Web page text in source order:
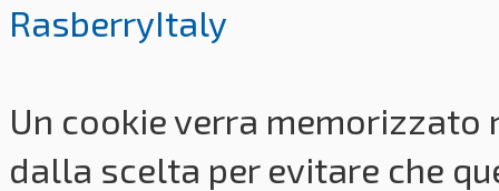
RasberryItaly
Un cookie verra
dalla scelta per evitare che